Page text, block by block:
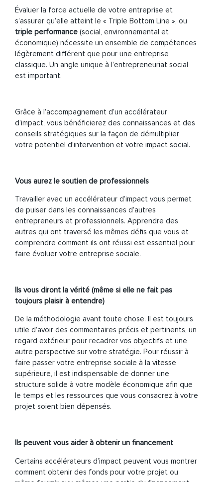
Évaluer la force actuelle de votre entreprise et
s’assurer qu’elle atteint le « Triple Bottom Line », ou
triple performance (social, environnemental et
économique) nécessite un ensemble de compétences
légèrement différent que pour une entreprise
classique. Un angle unique à l’entrepreneuriat social
est important.
Grâce à l’accompagnement d’un accélérateur
d’impact, vous bénéficierez des connaissances et des
conseils stratégiques sur la façon de démultiplier
votre potentiel d’intervention et votre impact social.
Vous aurez le soutien de professionnels
Travailler avec un accélérateur d’impact vous permet
de puiser dans les connaissances d’autres
entrepreneurs et professionnels. Apprendre des
autres qui ont traversé les mêmes défis que vous et
comprendre comment ils ont réussi est essentiel pour
faire évoluer votre entreprise sociale.
Ils vous diront la vérité (même si elle ne fait pas
toujours plaisir à entendre)
De la méthodologie avant toute chose.
Il est toujours
utile d’avoir des commentaires précis et pertinents, un
regard extérieur pour recadrer vos objectifs et une
autre perspective sur votre stratégie. Pour réussir à
faire passer votre entreprise sociale à la vitesse
supérieure, il est indispensable de donner une
structure solide à votre modèle économique afin que
le temps et les ressources que vous consacrez à votre
projet soient bien dépensés.
Ils peuvent vous aider à obtenir un financement
Certains accélérateurs d’impact peuvent vous montrer
comment obtenir des fonds pour votre projet ou